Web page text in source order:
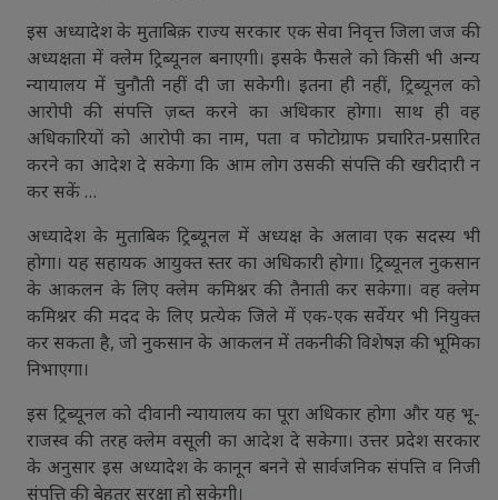
इस अध्यादेश के मुताबिक़ राज्य सरकार एक सेवा निवृत्त जिला जज की
अध्यक्षता में क्लेम ट्रिब्यूनल बनाएगी। इसके फैसले को किसी भी अन्य
न्यायालय में चुनौती नहीं दी जा सकेगी। इतना ही नहीं, ट्रिब्यूनल को
आरोपी की संपत्ति ज़ब्त करने का अधिकार होगा। साथ ही वह
अधिकारियों को आरोपी का नाम, पता व फोटोग्राफ प्रचारित-प्रसारित
करने का आदेश दे सकेगा कि आम लोग उसकी संपत्ति की खरीदारी न
कर सकें …
अध्यादेश के मुताबिक ट्रिब्यूनल में अध्यक्ष के अलावा एक सदस्य भी
होगा। यह सहायक आयुक्त स्तर का अधिकारी होगा। ट्रिब्यूनल नुकसान
के आकलन के लिए क्लेम कमिश्नर की तैनाती कर सकेगा। वह क्लेम
कमिश्नर की मदद के लिए प्रत्येक जिले में एक-एक सर्वेयर भी नियुक्त
कर सकता है, जो नुकसान के आकलन में तकनीकी विशेषज्ञ की भूमिका
निभाएगा।
इस ट्रिब्यूनल को दीवानी न्यायालय का पूरा अधिकार होगा और यह भू-
राजस्व की तरह क्लेम वसूली का आदेश दे सकेगा। उत्तर प्रदेश सरकार
के अनुसार इस अध्यादेश के कानून बनने से सार्वजनिक संपत्ति व निजी
संपत्ति की बेहतर सुरक्षा हो सकेगी।